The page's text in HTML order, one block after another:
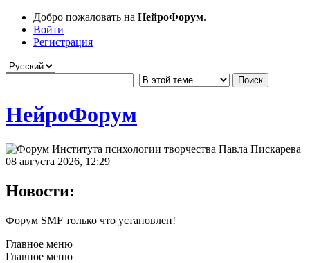
Добро пожаловать на НейроФорум.
Войти
Регистрация
НейроФорум
08 августа 2026, 12:29
Новости:
Форум SMF только что установлен!
Главное меню
Главное меню